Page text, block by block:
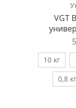
VGT
10 кг
0,8 кг